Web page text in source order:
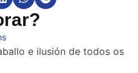
e ilusión de todos os